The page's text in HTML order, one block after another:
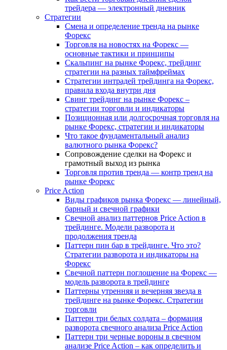
трейдера — электронный дневник
Стратегии
Смена и определение тренда на рынке
Форекс
Торговля на новостях на Форекс —
основные тактики и принципы
Скальпинг на рынке Форекс, трейдинг
стратегии на разных таймфреймах
Стратегии интрадей трейдинга на Форекс,
правила входа внутри дня
Свинг трейдинг на рынке Форекс –
стратегии торговли и индикаторы
Позиционная или долгосрочная торговля на
рынке Форекс, стратегии и индикаторы
Что такое фундаментальный анализ
валютного рынка Форекс?
Сопровождение сделки на Форекс и
грамотный выход из рынка
Торговля против тренда — контр тренд на
рынке Форекс
Price Action
Виды графиков рынка Форекс — линейный,
барный и свечной графики
Свечной анализ паттернов Price Action в
трейдинге. Модели разворота и
продолжения тренда
Паттерн пин бар в трейдинге. Что это?
Стратегии разворота и индикаторы на
Форекс
Свечной паттерн поглощение на Форекс —
модель разворота в трейдинге
Паттерны утренняя и вечерняя звезда в
трейдинге на рынке Форекс. Стратегии
торговли
Паттерн три белых солдата – формация
разворота свечного анализа Price Action
Паттерн три черные вороны в свечном
анализе Price Action – как определить и